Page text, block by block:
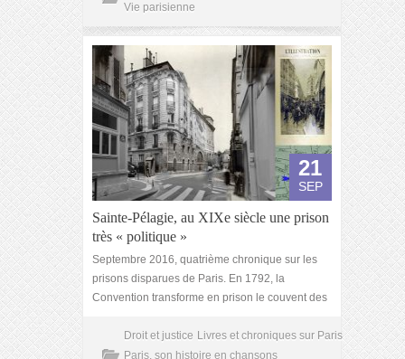
Vie parisienne
21
SEP
Sainte-Pélagie, au XIXe siècle une prison
très « politique »
Septembre 2016, quatrième chronique sur les
prisons disparues de Paris. En 1792, la
Convention transforme en prison le couvent des
Droit et justice Livres et chroniques sur Paris
Paris, son histoire en chansons